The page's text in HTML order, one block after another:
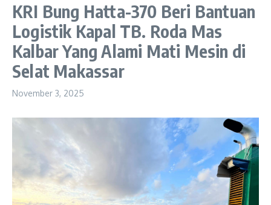
KRI Bung Hatta-370 Beri Bantuan
Logistik Kapal TB. Roda Mas
Kalbar Yang Alami Mati Mesin di
Selat Makassar
November 3, 2025